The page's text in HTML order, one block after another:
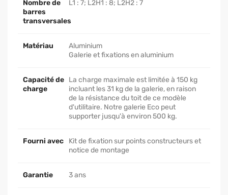
Nombre de
barres
transversales
L1 : 7; L2H1 : 8; L2H2 : 7
Matériau
Aluminium
Galerie et fixations en aluminium
Capacité de
charge
La charge maximale est limitée à 150 kg
incluant les 31 kg de la galerie, en raison
de la résistance du toit de ce modèle
d'utilitaire. Notre galerie Eco peut
supporter jusqu'à environ 500 kg.
Fourni avec
Kit de fixation sur points constructeurs et
notice de montage
Garantie 3 ans